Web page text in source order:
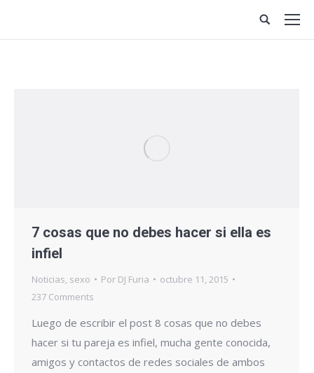
Site
search:
7 cosas que no debes hacer si ella es
infiel
Noticias, sexo Por DJ Furia
octubre 11, 2015
237 Comments
Luego de escribir el post 8 cosas que no debes
hacer si tu pareja es infiel, mucha gente conocida,
amigos y contactos de redes sociales de ambos